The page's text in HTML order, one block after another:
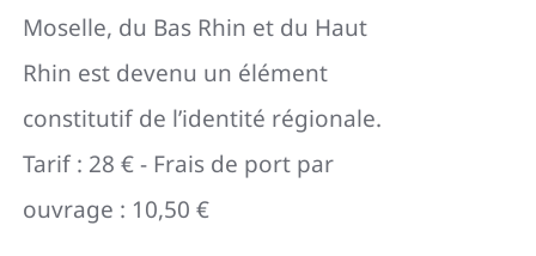
Moselle, du Bas Rhin et du Haut
Rhin est devenu un élément
constitutif de l’identité régionale.
Tarif : 28 € - Frais de port par
ouvrage : 10,50 €